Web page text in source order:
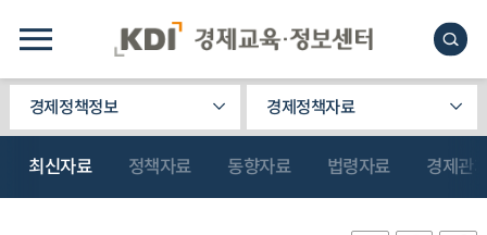
경제정책정보 경제정책자료
최신자료 정책자료 동향자료 법령자료 경제관